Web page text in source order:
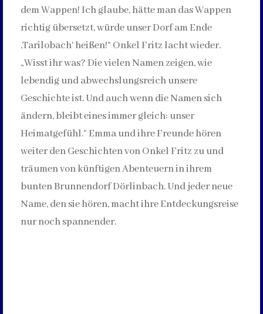
dem Wappen! Ich glaube, hätte man das Wappen
richtig übersetzt, würde unser Dorf am Ende
‚Tarilobach‘ heißen!“ Onkel Fritz lacht wieder.
„Wisst ihr was? Die vielen Namen zeigen, wie
lebendig und abwechslungsreich unsere
Geschichte ist. Und auch wenn die Namen sich
ändern, bleibt eines immer gleich: unser
Heimatgefühl.“ Emma und ihre Freunde hören
weiter den Geschichten von Onkel Fritz zu und
träumen von künftigen Abenteuern in ihrem
bunten Brunnendorf Dörlinbach. Und jeder neue
Name, den sie hören, macht ihre Entdeckungsreise
nur noch spannender.